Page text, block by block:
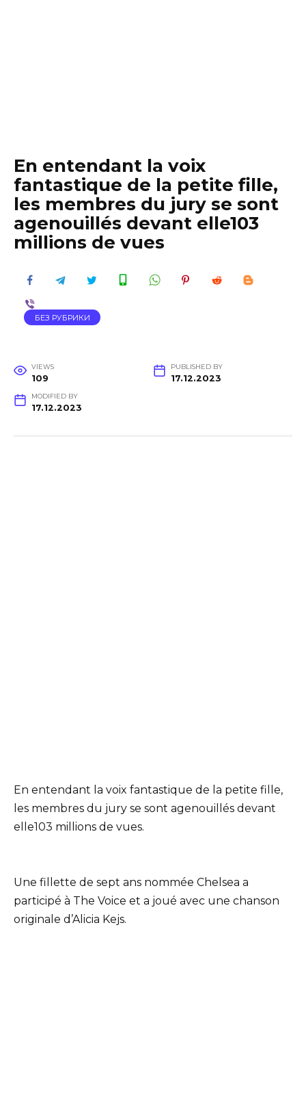
En entendant la voix
fantastique de la petite fille,
les membres du jury se sont
agenouillés devant elle103
millions de vues
БЕЗ РУБРИКИ
VIEWS
109
PUBLISHED BY
17.12.2023
MODIFIED BY
17.12.2023
En entendant la voix fantastique de la petite fille,
les membres du jury se sont agenouillés devant
elle103 millions de vues.
Une fillette de sept ans nommée Chelsea a
participé à The Voice et a joué avec une chanson
originale d’Alicia Kejs.